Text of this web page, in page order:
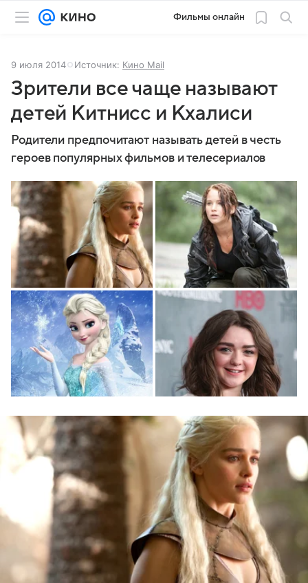
Фильмы онлайн
9 июля 2014 Источник: Кино Mail
Зрители все чаще называют
детей Китнисс и Кхалиси
Родители предпочитают называть детей в честь
героев популярных фильмов и телесериалов